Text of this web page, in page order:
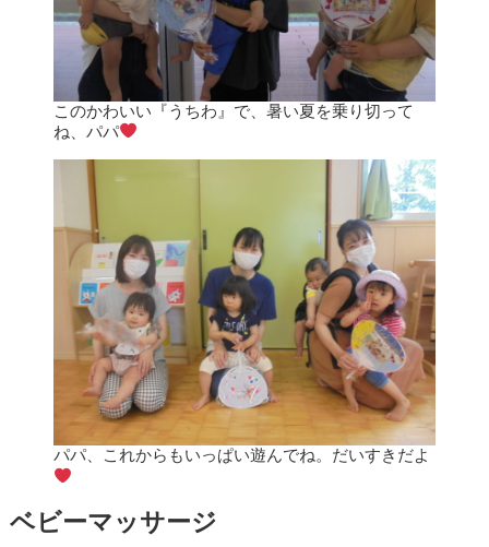
このかわいい『うちわ』で、暑い夏を乗り切って
ね、パパ
パパ、これからもいっぱい遊んでね。だいすきだよ
ベビーマッサージ